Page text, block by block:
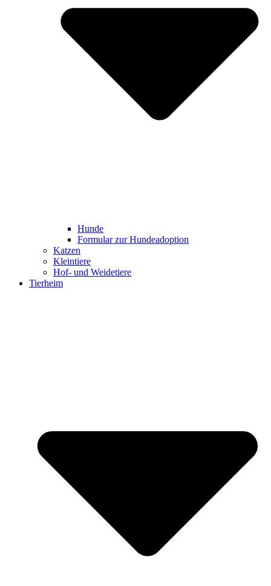
Hunde
Formular zur Hundeadoption
Katzen
Kleintiere
Hof- und Weidetiere
Tierheim